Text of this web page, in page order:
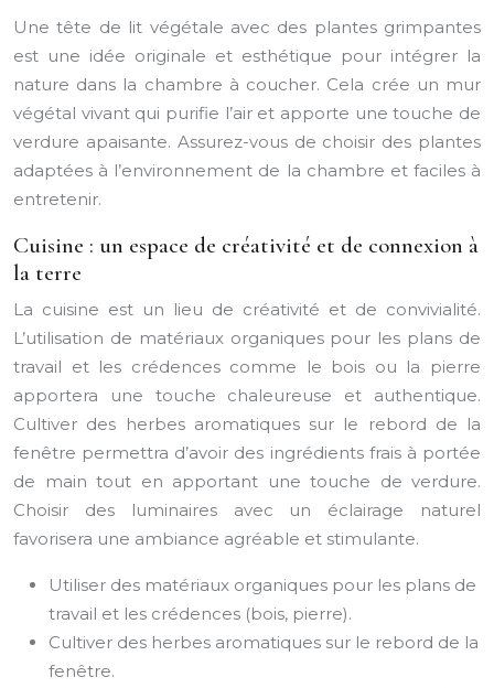
Une tête de lit végétale avec des plantes grimpantes
est une idée originale et esthétique pour intégrer la
nature dans la chambre à coucher. Cela crée un mur
végétal vivant qui purifie l’air et apporte une touche de
verdure apaisante. Assurez-vous de choisir des plantes
adaptées à l’environnement de la chambre et faciles à
entretenir.
Cuisine : un espace de créativité et de connexion à
la terre
La cuisine est un lieu de créativité et de convivialité.
L’utilisation de matériaux organiques pour les plans de
travail et les crédences comme le bois ou la pierre
apportera une touche chaleureuse et authentique.
Cultiver des herbes aromatiques sur le rebord de la
fenêtre permettra d’avoir des ingrédients frais à portée
de main tout en apportant une touche de verdure.
Choisir des luminaires avec un éclairage naturel
favorisera une ambiance agréable et stimulante.
Utiliser des matériaux organiques pour les plans de
travail et les crédences (bois, pierre).
Cultiver des herbes aromatiques sur le rebord de la
fenêtre.